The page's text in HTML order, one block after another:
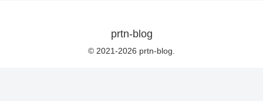
prtn-blog
© 2021-2026 prtn-blog.